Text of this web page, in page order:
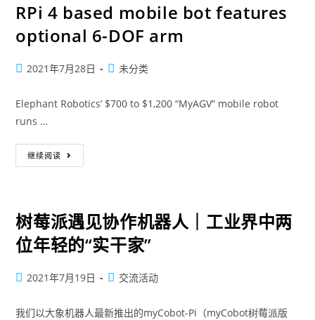
RPi 4 based mobile bot features
optional 6-DOF arm
2021年7月28日 未分类
Elephant Robotics’ $700 to $1,200 “MyAGV” mobile robot
runs …
继续阅读
树莓派遇见协作机器人｜工业界中两
位年轻的“实干家”
2021年7月19日 交流活动
我们以大象机器人最新推出的myCobot-Pi（myCobot树莓派版